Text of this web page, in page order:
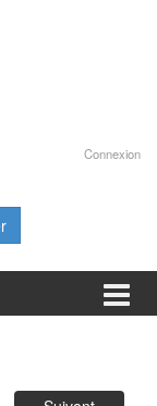
Connexion